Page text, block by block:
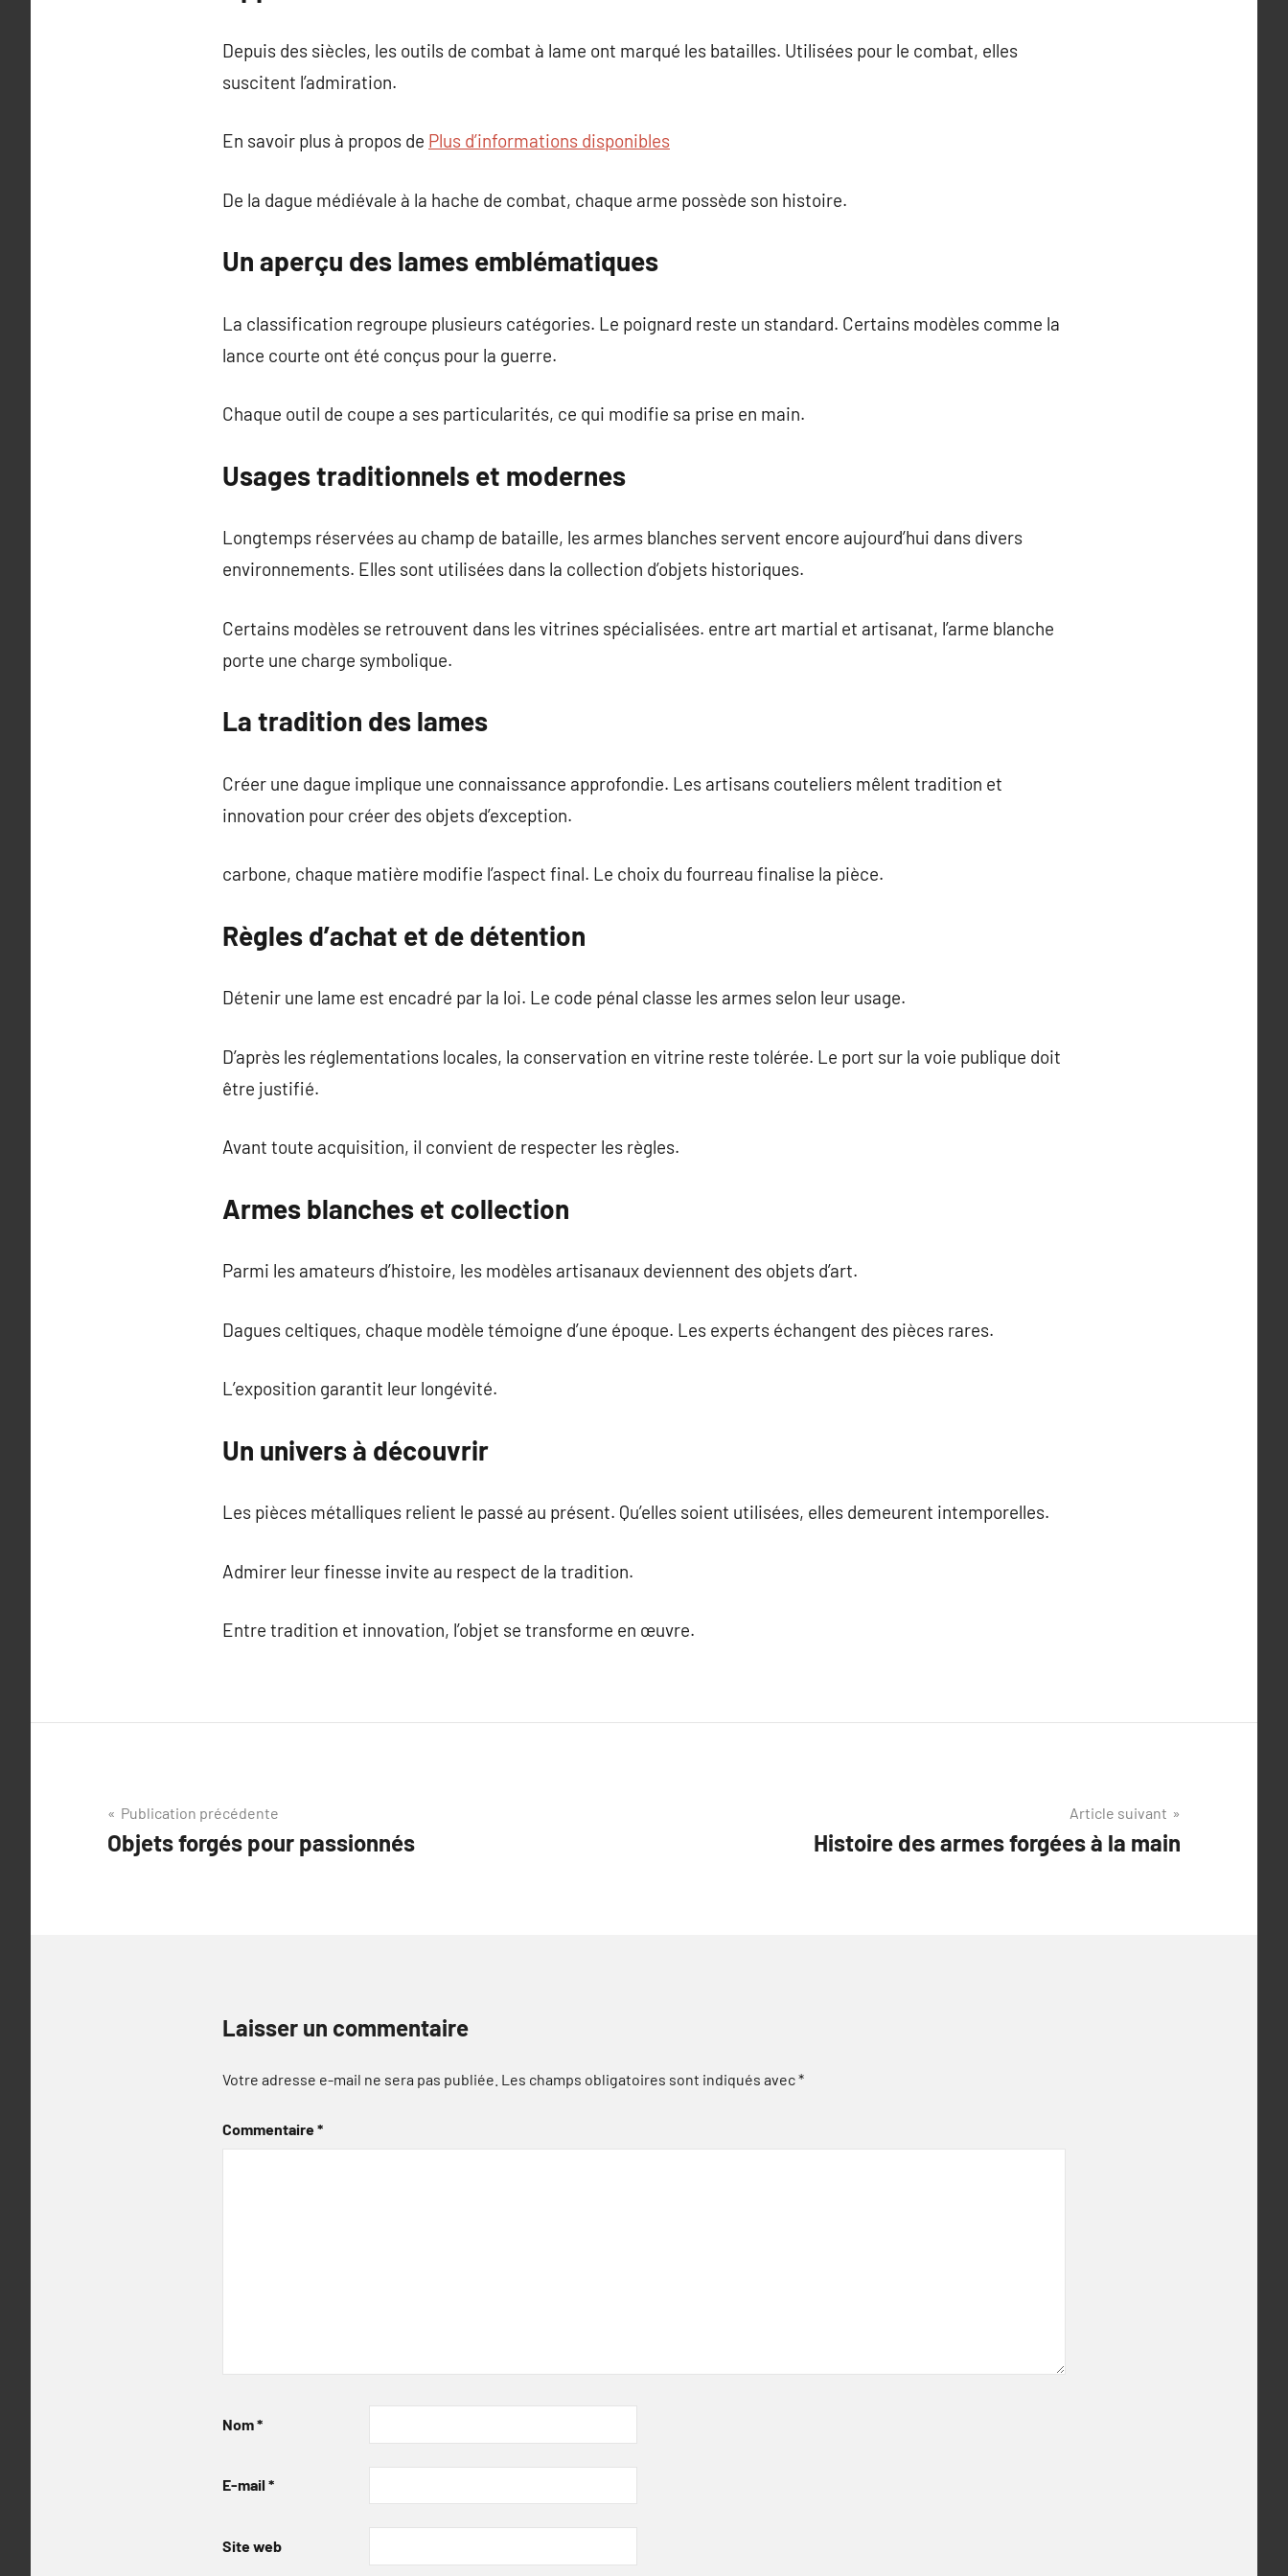
Depuis des siècles, les outils de combat à lame ont marqué les batailles. Utilisées pour le combat, elles
suscitent l’admiration.
En savoir plus à propos de Plus d’informations disponibles
De la dague médiévale à la hache de combat, chaque arme possède son histoire.
Un aperçu des lames emblématiques
La classification regroupe plusieurs catégories. Le poignard reste un standard. Certains modèles comme la
lance courte ont été conçus pour la guerre.
Chaque outil de coupe a ses particularités, ce qui modifie sa prise en main.
Usages traditionnels et modernes
Longtemps réservées au champ de bataille, les armes blanches servent encore aujourd’hui dans divers
environnements. Elles sont utilisées dans la collection d’objets historiques.
Certains modèles se retrouvent dans les vitrines spécialisées. entre art martial et artisanat, l’arme blanche
porte une charge symbolique.
La tradition des lames
Créer une dague implique une connaissance approfondie. Les artisans couteliers mêlent tradition et
innovation pour créer des objets d’exception.
carbone, chaque matière modifie l’aspect final. Le choix du fourreau finalise la pièce.
Règles d’achat et de détention
Détenir une lame est encadré par la loi. Le code pénal classe les armes selon leur usage.
D’après les réglementations locales, la conservation en vitrine reste tolérée. Le port sur la voie publique doit
être justifié.
Avant toute acquisition, il convient de respecter les règles.
Armes blanches et collection
Parmi les amateurs d’histoire, les modèles artisanaux deviennent des objets d’art.
Dagues celtiques, chaque modèle témoigne d’une époque. Les experts échangent des pièces rares.
L’exposition garantit leur longévité.
Un univers à découvrir
Les pièces métalliques relient le passé au présent. Qu’elles soient utilisées, elles demeurent intemporelles.
Admirer leur finesse invite au respect de la tradition.
Entre tradition et innovation, l’objet se transforme en œuvre.
Navigation
de
Publication précédente
Objets forgés pour passionnés
Article suivant
Histoire des armes forgées à la main
Laisser un commentaire
Votre adresse e-mail ne sera pas publiée. Les champs obligatoires sont indiqués avec*
Commentaire*
Nom*
E-mail *
Site web